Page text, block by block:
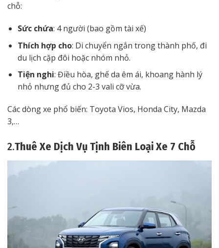
chỗ:
Sức chứa: 4 người (bao gồm tài xế)
Thích hợp cho: Di chuyển ngắn trong thành phố, đi
du lịch cặp đôi hoặc nhóm nhỏ.
Tiện nghi: Điều hòa, ghế da êm ái, khoang hành lý
nhỏ nhưng đủ cho 2-3 vali cỡ vừa.
Các dòng xe phổ biến: Toyota Vios, Honda City, Mazda
3,…
2.Thuê Xe Dịch Vụ Tịnh Biên Loại Xe 7 Chỗ